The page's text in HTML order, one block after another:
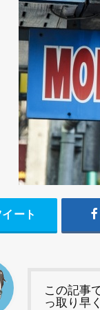
イート
この記事
っ取り早